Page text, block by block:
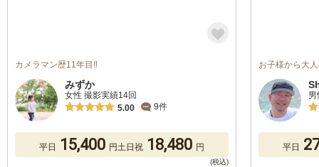
カメラマン歴11年目‼︎
みずか
女性 撮影実績14回
5.00
9件
平日 15,400 円土日祝 18,480 円
お子様から大
平日